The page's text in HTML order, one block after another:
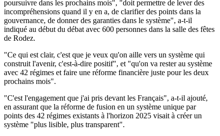
poursuivre dans les prochains mois", "doit permettre de lever des
incompréhensions quand il y en a, de clarifier des points dans la
gouvernance, de donner des garanties dans le système", a-t-il
indiqué au début du débat avec 600 personnes dans la salle des fêtes
de Rodez.
"Ce qui est clair, c'est que je veux qu'on aille vers un système qui
construit l'avenir, c'est-à-dire positif", et "qu'on va rester au système
avec 42 régimes et faire une réforme financière juste pour les deux
prochains mois".
"C'est l'engagement que j'ai pris devant les Français", a-t-il ajouté,
en assurant que la réforme de fusion en un système unique par
points des 42 régimes existants à l'horizon 2025 visait à créer un
système "plus lisible, plus transparent".